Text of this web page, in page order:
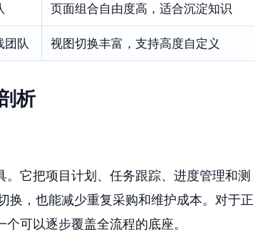
页面组合自由度高，适合沉淀知识
团队 视图切换丰富，支持高度自定义
析
它把项目计划、任务跟踪、进度管理和测
换，也能减少重复采购和维护成本。对于正
可以逐步覆盖全流程的底座。